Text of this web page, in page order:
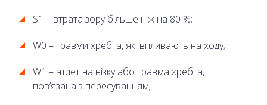
S1 – втрата зору більше ніж на 80 %;
W0 – травми хребта, які впливають на ходу;
W1 – атлет на візку або травма хребта,
пов’язана з пересуванням;